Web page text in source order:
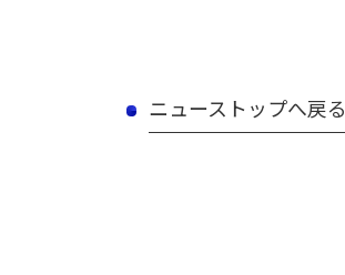
ニューストップへ戻る